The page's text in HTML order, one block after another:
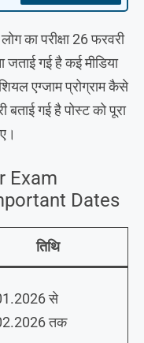
का परीक्षा 26 फरवरी
गई है कई मीडिया
एग्जाम प्रोग्राम कैसे
गई है पोस्ट को पूरा
Exam
Dates
तिथि
से
तक